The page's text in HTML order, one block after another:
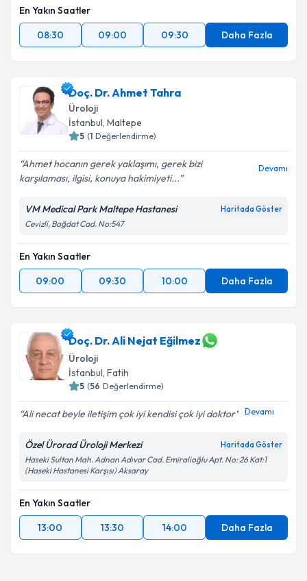
En Yakın Saatler
08:30
09:00 09:30 Daha Fazla
Doç. Dr. Ahmet Tahra
Üroloji
İstanbul, Maltepe
5 (1 Değerlendirme)
Ahmet hocanın gerek yaklaşımı, gerek bizi
karşılaması, ilgisi, konuya hakimiyeti...
Devamı
VM Medical Park Maltepe Hastanesi Haritada Göster
Cevizli, Bağdat Cad. No:547
En Yakın Saatler
09:00
09:30 10:00 Daha Fazla
Doç. Dr. Ali Nejat Eğilmez
Üroloji
İstanbul, Fatih
5 (56 Değerlendirme)
Ali necat beyle iletişim çok iyi kendisi çok iyi doktor Devamı
Özel Ürorad Üroloji Merkezi Haritada Göster
Haseki Sultan Mah. Adnan Adıvar Cad. Emiralioğlu Apt. No: 26 Kat:1
(Haseki Hastanesi Karşısı) Aksaray
En Yakın Saatler
13:00
13:30 14:00 Daha Fazla